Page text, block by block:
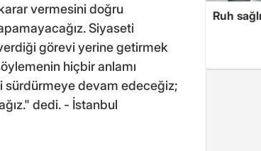
vermesini doğru
Siyaseti
görevi yerine getirmek
hiçbir anlamı
sürdürmeye devam edeceğiz;
dedi. - İstanbul
Ruh